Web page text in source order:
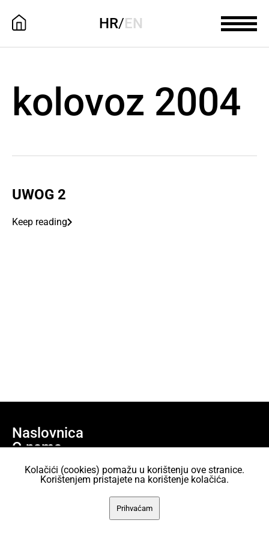
HR/EN
kolovoz 2004
UWOG 2
Keep reading
Naslovnica
O nama
Učlani se
Projekti
AKC Attack Sav sadržaj dan je na korištenje pod licencom Creative
Kolačići (cookies) pomažu u korištenju ove stranice.
Korištenjem pristajete na korištenje kolačića.
Prihvaćam